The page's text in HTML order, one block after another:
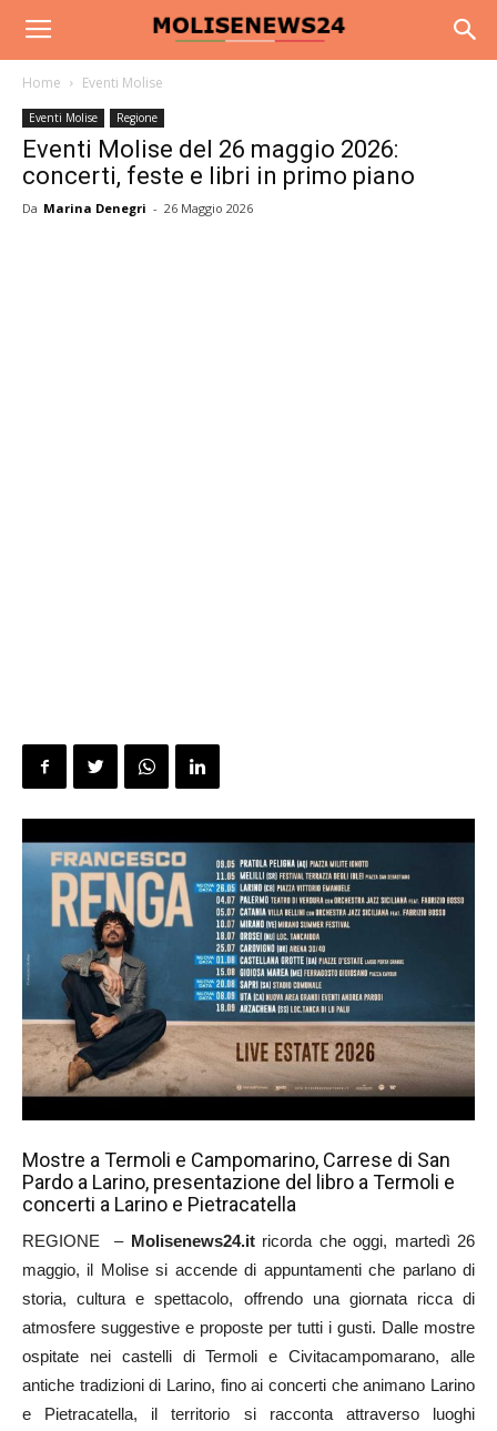
Home Eventi Molise
Eventi Molise Regione
Eventi Molise del 26 maggio 2026:
concerti, feste e libri in primo piano
Da Marina Denegri - 26 Maggio 2026
Mostre a Termoli e Campomarino, Carrese di San
Pardo a Larino, presentazione del libro a Termoli e
concerti a Larino e Pietracatella
REGIONE –Molisenews24.itricorda che oggi, martedì 26
maggio, il Molise si accende di appuntamenti che parlano di
storia, cultura e spettacolo, offrendo una giornata ricca di
atmosfere suggestive e proposte per tutti i gusti. Dalle mostre
ospitate nei castelli di Termoli e Civitacampomarano, alle
antiche tradizioni di Larino, fino ai concerti che animano Larino
e Pietracatella, il territorio si racconta attraverso luoghi